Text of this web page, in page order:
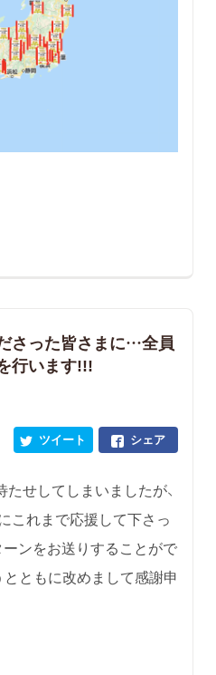
さった皆さまに…全員
行います!!!
シェア
ツイート
せしてしまいましたが、
これまで応援して下さっ
ンをお送りすることがで
ともに改めまして感謝申